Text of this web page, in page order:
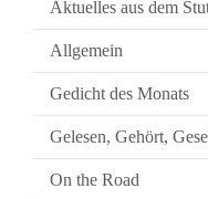
Aktuelles aus dem
Allgemein
Gedicht des Monats
Gelesen, Gehört,
On the Road